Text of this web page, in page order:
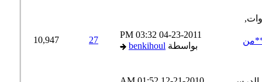
04-23-2011
03:32 PM
بواسطةbenkihoul
27
10,947